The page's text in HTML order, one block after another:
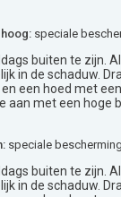
speciale
buiten te zijn.
in de schaduw.
een hoed met
aan met een hoge
speciale
buiten te zijn.
in de schaduw.